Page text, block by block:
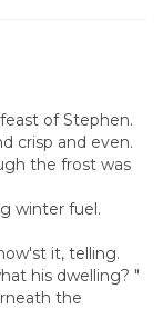
of Stephen.
crisp and even.
the frost was
winter fuel.
it, telling.
his dwelling? "
the